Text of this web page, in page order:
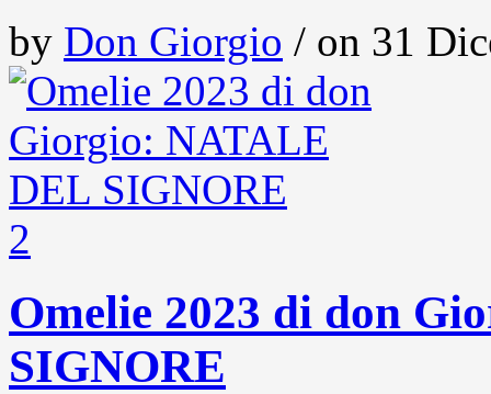
by Don Giorgio / on 31
2
Omelie 2023 di don
SIGNORE